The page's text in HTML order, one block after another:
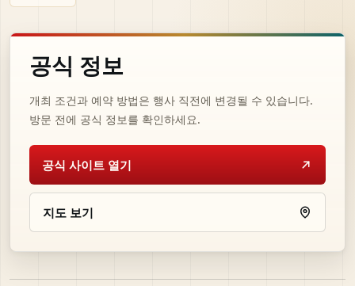
공식 정보
개최 조건과 예약 방법은 행사 직전에 변경될 수 있습니다.
방문 전에 공식 정보를 확인하세요.
공식 사이트 열기
지도 보기